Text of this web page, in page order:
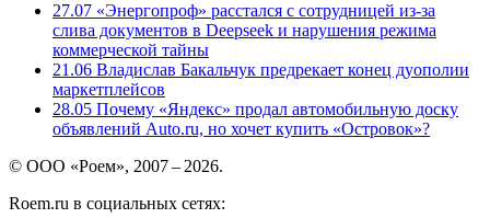
27.07 «Энергопроф» расстался с сотрудницей из-за
слива документов в Deepseek и нарушения режима
коммерческой тайны
21.06 Владислав Бакальчук предрекает конец дуополии
маркетплейсов
28.05 Почему «Яндекс» продал автомобильную доску
объявлений Auto.ru, но хочет купить «Островок»?
© ООО «Роем», 2007 – 2026.
Roem.ru в социальных сетях: